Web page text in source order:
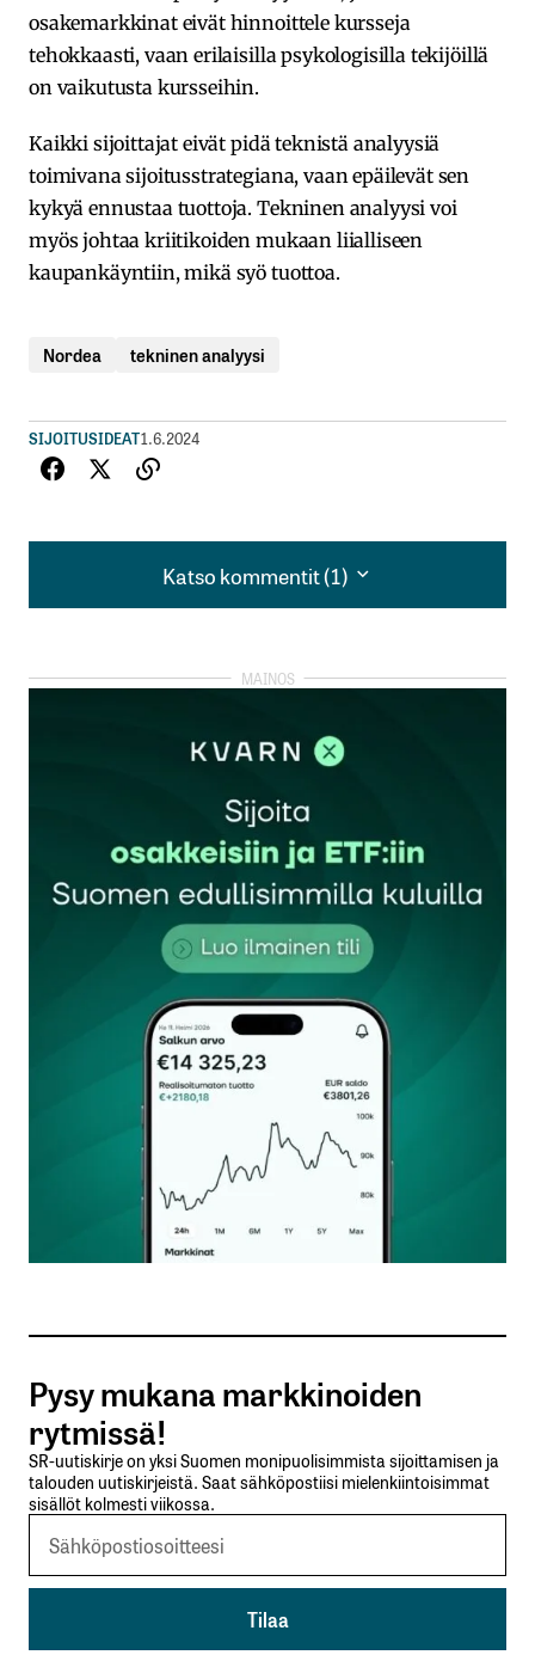
osakemarkkinat eivät hinnoittele kursseja
tehokkaasti, vaan erilaisilla psykologisilla tekijöillä
on vaikutusta kursseihin.
Kaikki sijoittajat eivät pidä teknistä analyysiä
toimivana sijoitusstrategiana, vaan epäilevät sen
kykyä ennustaa tuottoja. Tekninen analyysi voi
myös johtaa kriitikoiden mukaan liialliseen
kaupankäyntiin, mikä syö tuottoa.
Nordea tekninen analyysi
SIJOITUSIDEAT1.6.2024
Katso kommentit (1)
Katso kommentit (1)
Väinö Ivanoff
kirjautua
rekisteröityä
Sähköpostiosoitettasi ei julkaista.
Pakolliset
kentät on merkitty
Kommentti*
Sähköpostiosoitteesi
Tilaa SalkunRakentajan uutiskirje
Lähetä kommentti
Pysy mukana markkinoiden
rytmissä!
SR-uutiskirje on yksi Suomen monipuolisimmista sijoittamisen ja
talouden uutiskirjeistä. Saat sähköpostiisi mielenkiintoisimmat
sisällöt kolmesti viikossa.